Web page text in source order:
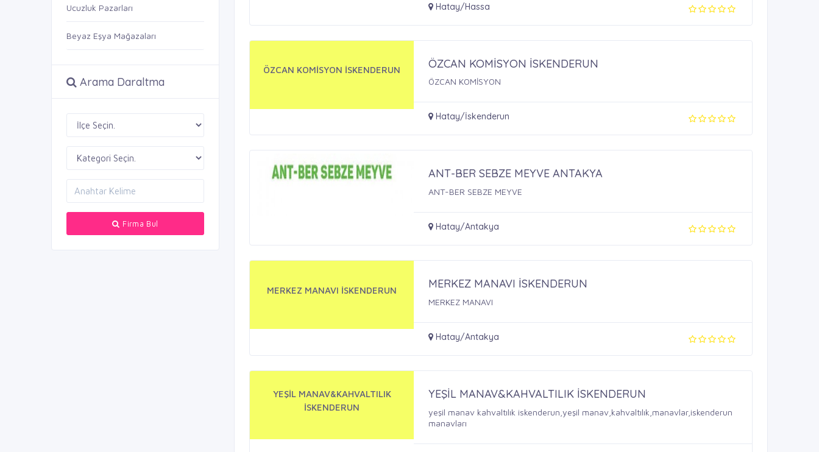
Ucuzluk Pazarları
Beyaz Eşya Mağazaları
Arama Daraltma
Firma Bul
Hatay/Hassa
ÖZCAN KOMİSYON İSKENDERUN ÖZCAN KOMİSYON İSKENDERUN
ÖZCAN KOMİSYON
Hatay/İskenderun
ANT-BER SEBZE MEYVE ANTAKYA
ANT-BER SEBZE MEYVE
Hatay/Antakya
MERKEZ MANAVI İSKENDERUN MERKEZ MANAVI İSKENDERUN
MERKEZ MANAVI
Hatay/Antakya
YEŞİL MANAV&KAHVALTILIK
İSKENDERUN
YEŞİL MANAV&KAHVALTILIK İSKENDERUN
yeşil manav kahvaltılık iskenderun,yeşil manav,kahvaltılık,manavlar,iskenderun
manavları